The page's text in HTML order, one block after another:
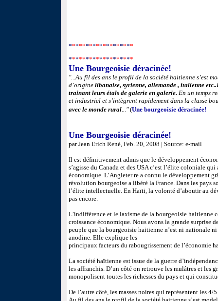
*******************
*******************
Une Bourgeoisie déracinée!
"...Au fil des ans le profil de la société haitienne s’est
d’origine libanaise, syrienne, allemande , italienne
trainant leurs étals de galerie en galerie. En un temps
et industriel et s’intègrent rapidement dans la classe
avec le monde rural..."(Une bourgeoisie déracinée!
Une Bourgeoisie déracinée!
par Jean Erich René, Feb. 20, 2008 | Source: e-mail
Il est définitivement admis que le développement
s’agisse du Canada et des USA c’est l’élite coloniale
économique. L’Angleter re a connu le développement
révolution bourgeoise a libéré la France. Dans les pays
l’élite intellectuelle. En Haïti, la volonté d’aboutir au
pas encore.
L’indifférence et le laxisme de la bourgeoisie haitienne
croissance économique. Nous avons la grande surprise
peuple que la bourgeoisie haitienne n’est ni nationale
anodine. Elle explique les
principaux facteurs du rabougrissement de l’économie
La société haïtienne est issue de la guerre
les affranchis. D’un côté on retrouve les mulâtres et les
monopolisent toutes les richesses du pays et qui
De l’autre côté, les masses noires qui représentent les